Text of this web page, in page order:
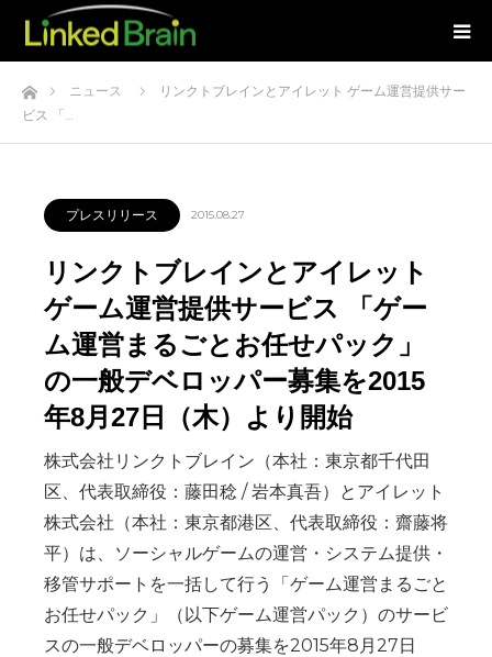
ホームニュース
リンクトブレインとアイレット ゲーム運営提供サー
ビス 「…
プレスリリース 2015.08.27
リンクトブレインとアイレット
ゲーム運営提供サービス 「ゲー
ム運営まるごとお任せパック」
の一般デベロッパー募集を2015
年8月27日（木）より開始
株式会社リンクトブレイン（本社：東京都千代田
区、代表取締役：藤田稔 / 岩本真吾）とアイレット
株式会社（本社：東京都港区、代表取締役：齋藤将
平）は、ソーシャルゲームの運営・システム提供・
移管サポートを一括して行う「ゲーム運営まるごと
お任せパック」（以下ゲーム運営パック）のサービ
スの一般デベロッパーの募集を2015年8月27日